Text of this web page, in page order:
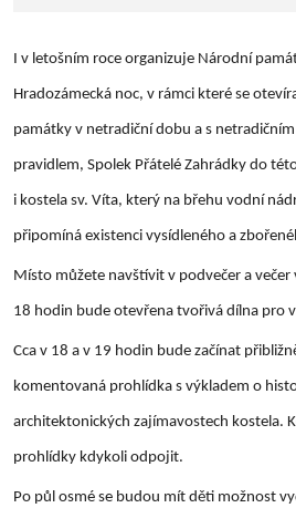
I v letošním roce organizuje Národní
Hradozámecká noc, v rámci které se
památky v netradiční dobu a s
pravidlem, Spolek Přátelé Zahrádky do
i kostela sv. Víta, který na břehu vodní
připomíná existenci vysídleného a
Místo můžete navštívit v podvečer a
18 hodin bude otevřena tvořivá dílna pro
Cca v 18 a v 19 hodin bude začínat
komentovaná prohlídka s výkladem o
architektonických zajímavostech kostela.
prohlídky kdykoli odpojit.
Po půl osmé se budou mít děti možnost